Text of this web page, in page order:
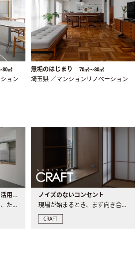
80㎡
ョン
無垢のはじまり 70㎡〜80㎡
埼玉県 ／マンションリノベーション
動かせない柱はおしゃれに活用！柱を魅せるリノベーション(リノベ)4選
間取り変更を検討する際に、たびたび皆さんの頭を悩ませる動か..
ノイズのないコンセント
現場が始まるとき、まず向き合うものの一つがコンセントです..
CRAFT